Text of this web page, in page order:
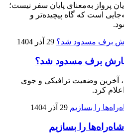
پرواز به‌معنای پایان سفر نیست؛
است که گاه پیچیده‌تر و
29 آذر 1404
بارش برف مسدود شد؟
آخرین وضعیت ترافیکی و جوی
کرد.
29 آذر 1404
را بسازیم